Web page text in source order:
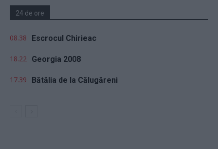
24 de ore
08.38 Escrocul Chirieac
18.22 Georgia 2008
17.39 Bătălia de la Călugăreni